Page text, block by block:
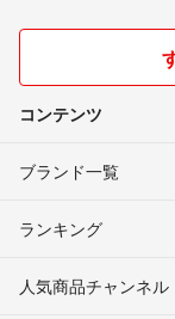
コンテンツ
ブランド一覧
ランキング
人気商品チャンネル